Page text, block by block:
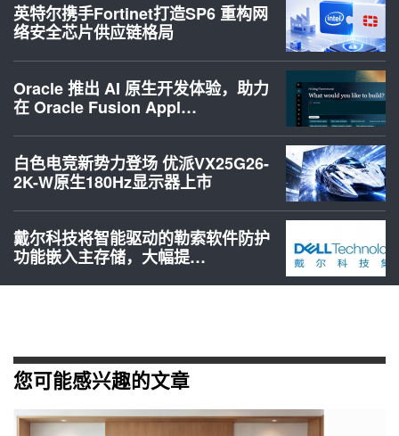
英特尔携手Fortinet打造SP6 重构网
络安全芯片供应链格局
Oracle 推出 AI 原生开发体验，助力
在 Oracle Fusion Appl…
白色电竞新势力登场 优派VX25G26-
2K-W原生180Hz显示器上市
戴尔科技将智能驱动的勒索软件防护
功能嵌入主存储，大幅提…
您可能感兴趣的文章